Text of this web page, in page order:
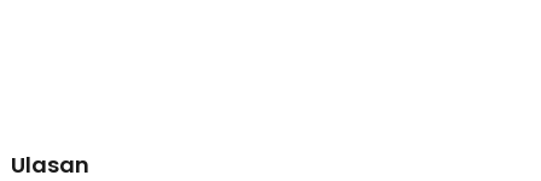
terpapar langsung sinar matahari yang terik. Lapisan reflektifnya
Ulasan